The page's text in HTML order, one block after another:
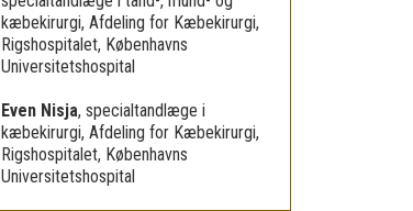
kæbekirurgi, Afdeling for Kæbekirurgi,
Rigshospitalet, Københavns
Universitetshospital
Even Nisja, specialtandlæge i
kæbekirurgi, Afdeling for Kæbekirurgi,
Rigshospitalet, Københavns
Universitetshospital